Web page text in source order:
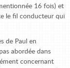
16 fois) et
le fil conducteur qui
de Paul en
abordée dans
concernant